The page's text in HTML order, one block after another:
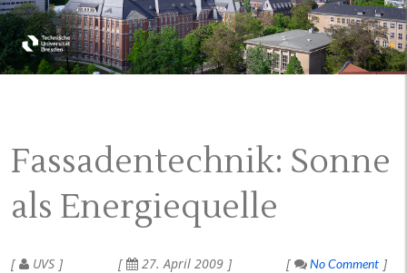
Fassadentechnik: Sonne
als Energiequelle
UVS 27. April 2009
No Comment